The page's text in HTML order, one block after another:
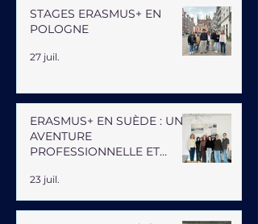
STAGES ERASMUS+ EN
POLOGNE
27 juil.
ERASMUS+ EN SUÈDE : UNE
AVENTURE
PROFESSIONNELLE ET
23 juil.